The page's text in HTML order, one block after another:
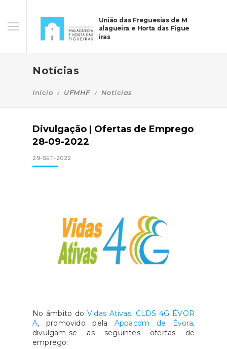
União das Freguesias de M
alagueira e Horta das Figue
iras
Notícias
Início UFMHF Notícias
Divulgação | Ofertas de Emprego
28-09-2022
29-SET-2022
No âmbito do Vidas Ativas: CLDS 4G ÉVOR
A, promovido pela Appacdm de Évora,
divulgam-se as seguintes ofertas de
emprego: